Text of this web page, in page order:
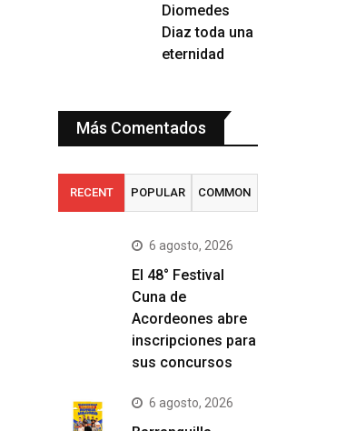
Diomedes
Diaz toda una
eternidad
Más Comentados
RECENT POPULAR COMMON
6 agosto, 2026
El 48° Festival
Cuna de
Acordeones abre
inscripciones para
sus concursos
6 agosto, 2026